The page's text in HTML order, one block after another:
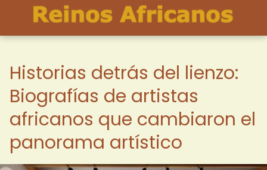
Historias detrás del lienzo:
Biografías de artistas
africanos que cambiaron el
panorama artístico